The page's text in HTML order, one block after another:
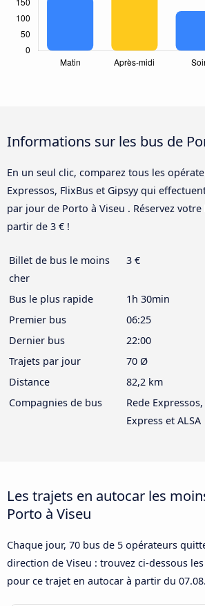
Informations sur les bus de
En un seul clic, comparez tous les
Expressos, FlixBus et Gipsyy qui
par jour de Porto à Viseu . Réservez
partir de 3 € !
Billet de bus le moins
cher
3 €
Bus le plus rapide
1h 30min
Premier bus
06:25
Dernier bus
22:00
Trajets par jour
70 Ø
Distance
82,2 km
Compagnies de bus
Rede
Express et ALSA
Les trajets en autocar les
Porto à Viseu
Chaque jour, 70 bus de 5 opérateurs
direction de Viseu : trouvez ci-dessous
pour ce trajet en autocar à partir du